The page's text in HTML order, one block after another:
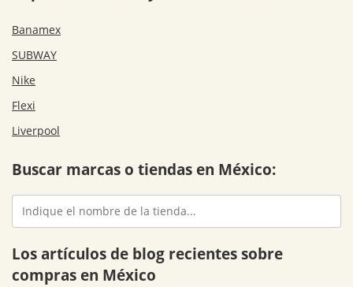
Banamex
SUBWAY
Nike
Flexi
Liverpool
Buscar marcas o tiendas en México:
Los artículos de blog recientes sobre
compras en México